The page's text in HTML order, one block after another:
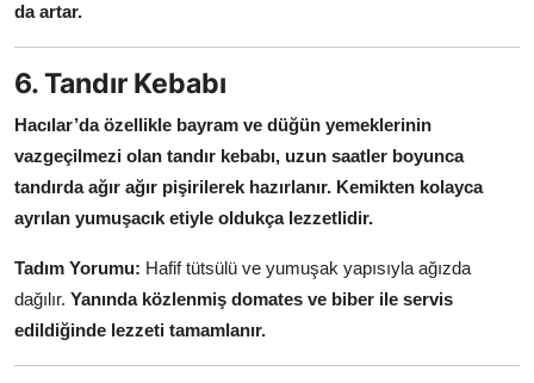
da artar.
6. Tandır Kebabı
Hacılar’da özellikle bayram ve düğün yemeklerinin
vazgeçilmezi olan tandır kebabı, uzun saatler boyunca
tandırda ağır ağır pişirilerek hazırlanır. Kemikten kolayca
ayrılan yumuşacık etiyle oldukça lezzetlidir.
Tadım Yorumu: Hafif tütsülü ve yumuşak yapısıyla ağızda
dağılır. Yanında közlenmiş domates ve biber ile servis
edildiğinde lezzeti tamamlanır.